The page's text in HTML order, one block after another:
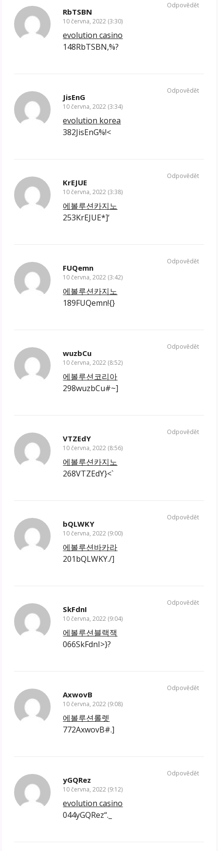
RbTSBN
10 června, 2022 (3:30)
evolution casino
148RbTSBN,%?
Odpovědět
JisEnG
10 června, 2022 (3:34)
evolution korea
382JisEnG%!<
Odpovědět
KrEJUE
10 června, 2022 (3:38)
에볼루션카지노
253KrEJUE*]‘
Odpovědět
FUQemn
10 června, 2022 (3:42)
에볼루션카지노
189FUQemn!{}
Odpovědět
wuzbCu
10 června, 2022 (8:52)
에볼루션코리아
298wuzbCu#~]
Odpovědět
VTZEdY
10 června, 2022 (8:56)
에볼루션카지노
268VTZEdY}<`
Odpovědět
bQLWKY
10 června, 2022 (9:00)
에볼루션바카라
201bQLWKY./]
Odpovědět
SkFdnI
10 června, 2022 (9:04)
에볼루션블랙잭
066SkFdnI>}?
Odpovědět
AxwovB
10 června, 2022 (9:08)
에볼루션롤렛
772AxwovB#.]
Odpovědět
yGQRez
10 června, 2022 (9:12)
evolution casino
044yGQRez“._
Odpovědět